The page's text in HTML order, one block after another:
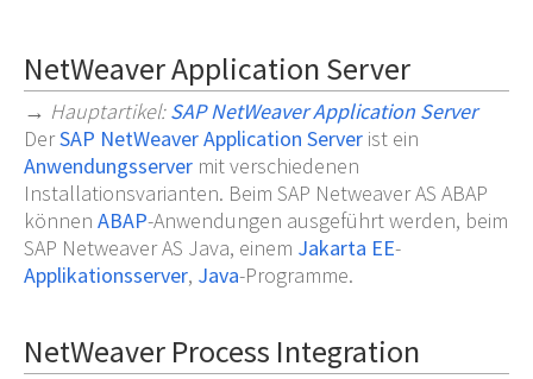
NetWeaver Application Server
→ Hauptartikel:SAP NetWeaver Application Server
DerSAP NetWeaver Application Server ist ein
Anwendungsserver mit verschiedenen
Installationsvarianten. Beim SAP Netweaver AS ABAP
können ABAP-Anwendungen ausgeführt werden, beim
SAP Netweaver AS Java, einem Jakarta EE-
Applikationsserver, Java-Programme.
NetWeaver Process Integration